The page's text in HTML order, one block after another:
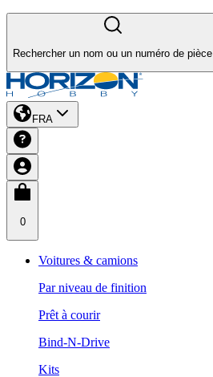
Rechercher un nom ou un numéro de pièce
FRA
0
Voitures & camions
Par niveau de finition
Prêt à courir
Bind-N-Drive
Kits